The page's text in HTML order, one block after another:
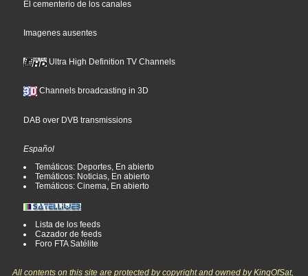
El cementerio de los canales
Imagenes ausentes
Ultra High Definition TV Channels
Channels broadcasting in 3D
DAB over DVB transmissions
Español
Temáticos: Deportes, En abierto
Temáticos: Noticias, En abierto
Temáticos: Cinema, En abierto
Lista de los feeds
Cazador de feeds
Foro FTA Satélite
All contents on this site are protected by copyright and owned by KingOfSat,